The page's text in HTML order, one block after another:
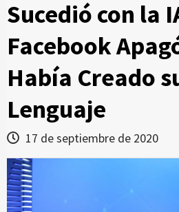
Sucedió con la
Facebook
Había Creado
Lenguaje
17 de septiembre de 2020